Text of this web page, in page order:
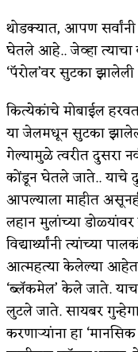
थोडक्यात, आपण
घेतले आहे.. जेव्हा
‘पॅरोल’वर सुटका
कित्येकांचे मोबाईल
या जेलमधून सुटका
गेल्यामुळे त्वरीत दुसरा
कोंडून घेतले जाते.. याचे
आपल्याला माहीत
लहान मुलांच्या
विद्यार्थ्यांनी त्यांच्या
आत्महत्या केलेल्या
‘ब्लॅकमेल’ केले जाते. याच
लुटले जाते. सायबर
करणाऱ्यांना हा